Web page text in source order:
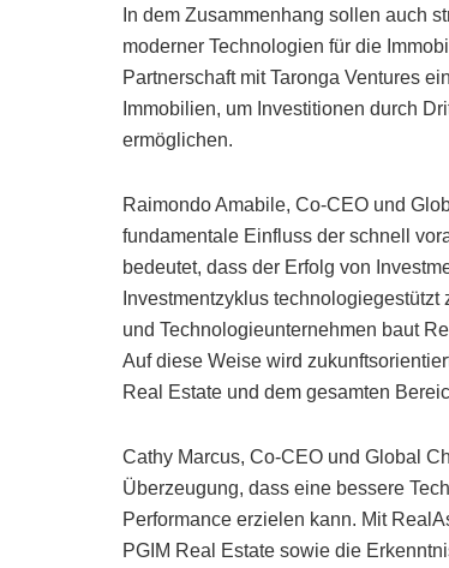
In dem Zusammenhang sollen auch
moderner Technologien für die
Partnerschaft mit Taronga Ventures
Immobilien, um Investitionen durch
ermöglichen.
Raimondo Amabile, Co-CEO und
fundamentale Einfluss der schnell
bedeutet, dass der Erfolg von
Investmentzyklus
und Technologieunternehmen baut
Auf diese Weise wird
Real Estate und dem gesamten
Cathy Marcus, Co-CEO und Global
Überzeugung, dass eine bessere
Performance erzielen kann. Mit
PGIM Real Estate sowie die